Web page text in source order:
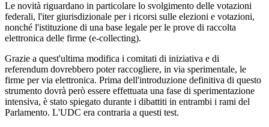
Le novità riguardano in particolare lo svolgimento delle votazioni
federali, l'iter giurisdizionale per i ricorsi sulle elezioni e votazioni,
nonché l'istituzione di una base legale per le prove di raccolta
elettronica delle firme (e-collecting).
Grazie a quest'ultima modifica i comitati di iniziativa e di
referendum dovrebbero poter raccogliere, in via sperimentale, le
firme per via elettronica. Prima dell'introduzione definitiva di questo
strumento dovrà però essere effettuata una fase di sperimentazione
intensiva, è stato spiegato durante i dibattiti in entrambi i rami del
Parlamento. L'UDC era contraria a questi test.